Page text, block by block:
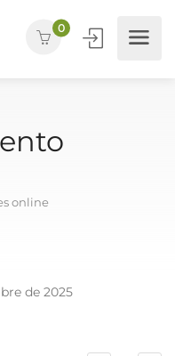
0
online
de 2025